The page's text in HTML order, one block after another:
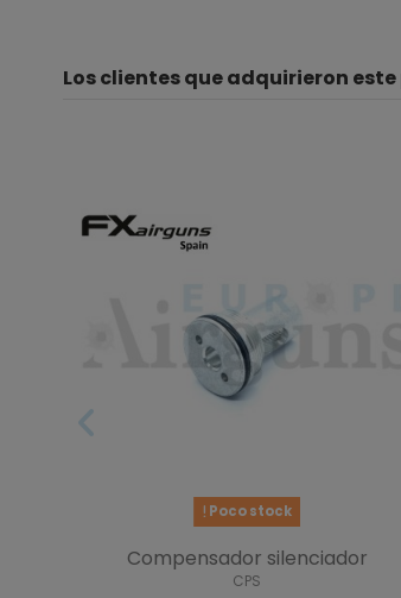
Los clientes que adquirieron
Poco stock
Compensador silenciador
CPS